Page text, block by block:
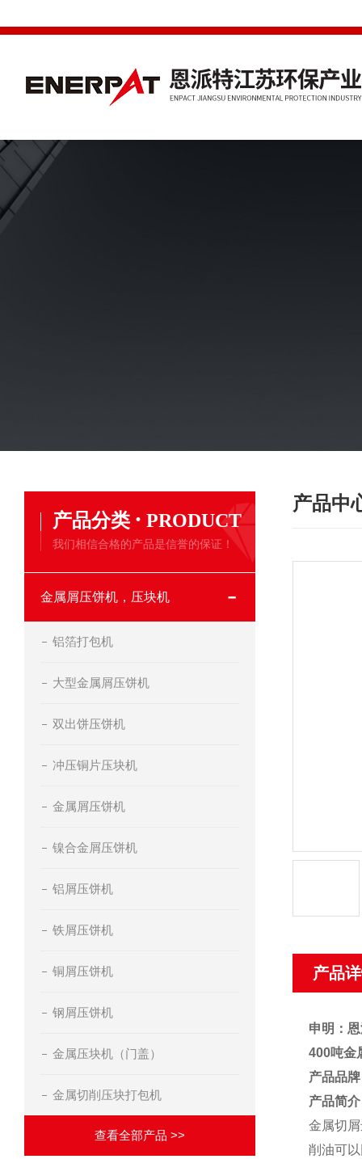
产品分类 · PRODUCT
我们相信合格的产品是信誉的保证！
金属屑压饼机，压块机
铝箔打包机
大型金属屑压饼机
双出饼压饼机
冲压铜片压块机
金属屑压饼机
镍合金屑压饼机
铝屑压饼机
铁屑压饼机
铜屑压饼机
钢屑压饼机
金属压块机（门盖）
金属切削压块打包机
查看全部产品 >>
产品中
产品
申明：
400吨金
产品品
产品简
金属切
削油可